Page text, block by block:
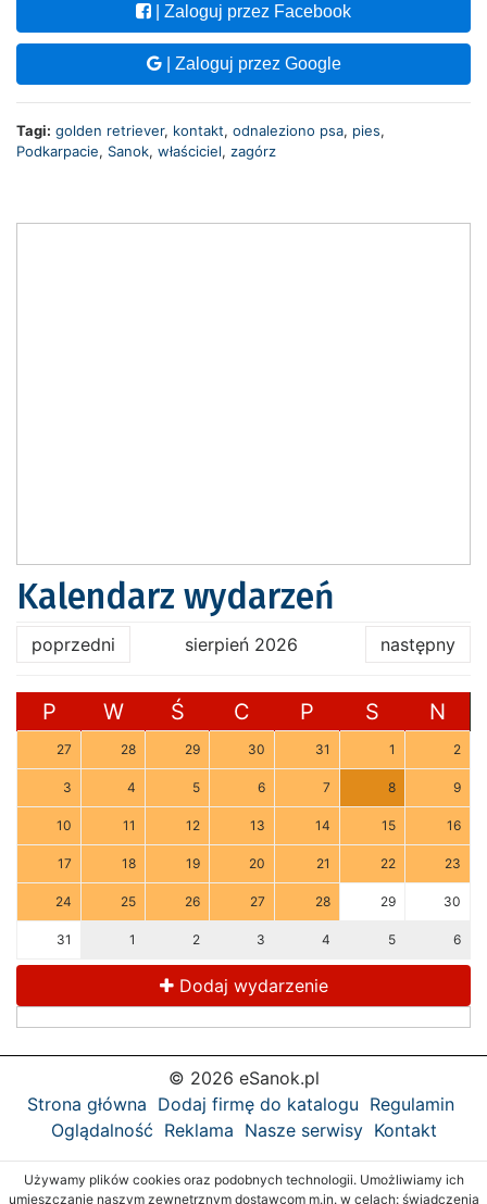
| Zaloguj przez Facebook
| Zaloguj przez Google
Tagi: golden retriever, kontakt, odnaleziono psa, pies,
Podkarpacie, Sanok, właściciel, zagórz
Kalendarz wydarzeń
poprzedni sierpień 2026 następny
P W Ś C P S N
27 28 29 30 31 1 2
3 4 5 6 7 8 9
10 11 12 13 14 15 16
17 18 19 20 21 22 23
24 25 26 27 28 29 30
31 1 2 3 4 5 6
Dodaj wydarzenie
© 2026 eSanok.pl
Strona główna Dodaj firmę do katalogu Regulamin
Oglądalność Reklama Nasze serwisy Kontakt
Używamy plików cookies oraz podobnych technologii. Umożliwiamy ich
umieszczanie naszym zewnętrznym dostawcom m.in. w celach: świadczenia